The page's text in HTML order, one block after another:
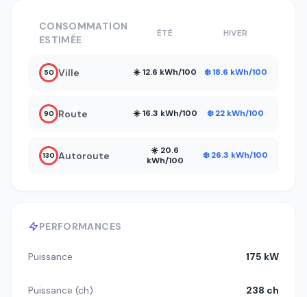
PERFORMANCES
Puissance 175 kW
Puissance (ch) 238 ch
CONSOMMATION
ESTIMÉE
ÉTÉ HIVER
50 Ville ☀️ 12.6 kWh/100 ❄️ 18.6 kWh/100
90 Route ☀️ 16.3 kWh/100 ❄️ 22 kWh/100
130 Autoroute
☀️ 20.6
kWh/100
❄️ 26.3 kWh/100